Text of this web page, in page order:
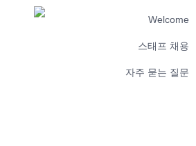
Welcome
스태프 채용
자주 묻는 질문